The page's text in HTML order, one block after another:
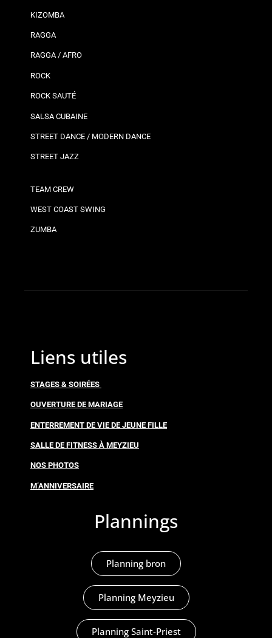
KIZOMBA
RAGGA
RAGGA / AFRO
ROCK
ROCK SAUTÉ
SALSA CUBAINE
STREET DANCE / MODERN DANCE
STREET JAZZ
TEAM CREW
WEST COAST SWING
ZUMBA
Liens utiles
STAGES & SOIRÉES
OUVERTURE DE MARIAGE
ENTERREMENT DE VIE DE JEUNE FILLE
SALLE DE FITNESS À MEYZIEU
NOS PHOTOS
M’ANNIVERSAIRE
Plannings
Planning bron
Planning Meyzieu
Planning Saint-Priest